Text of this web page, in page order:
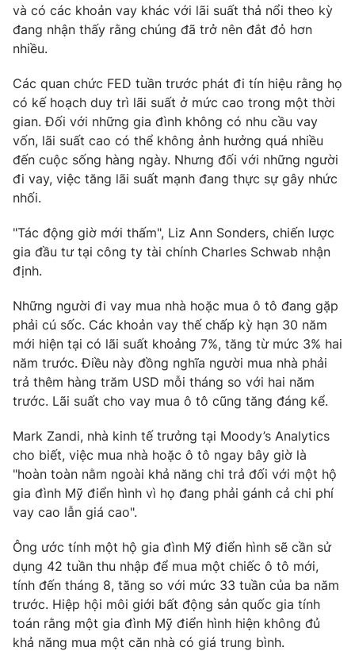
Phim VTV
Hậu trường
Nhân vật
Khán giả
Giải sao mai
Giải trí
Âm nhạc
Sao
Đời sống
Du lịch
Làm đẹp
Chất lượng cuộc sống
Giáo dục
Tuyển sinh
Học trực tuyến
Công nghệ
Hitech Công nghệ tương lai
Sản phẩm
Thị trường
Tư vấn
Lịch phát sóng
Chuyên mục khác
Emagazine Podcast
Photo Infographic
Video Shorts video
VTV Money VTV Thể thao
VTV Sức khoẻ
Thị trường 24h Tấm lòng Việt
VTV4 Vươn mình bằng AI
và có các khoản vay khác với lãi suất thả nổi theo kỳ
đang nhận thấy rằng chúng đã trở nên đắt đỏ hơn
nhiều.
Các quan chức FED tuần trước phát đi tín hiệu rằng họ
có kế hoạch duy trì lãi suất ở mức cao trong một thời
gian. Đối với những gia đình không có nhu cầu vay
vốn, lãi suất cao có thể không ảnh hưởng quá nhiều
đến cuộc sống hàng ngày. Nhưng đối với những người
đi vay, việc tăng lãi suất mạnh đang thực sự gây nhức
nhối.
"Tác động giờ mới thấm", Liz Ann Sonders, chiến lược
gia đầu tư tại công ty tài chính Charles Schwab nhận
định.
Những người đi vay mua nhà hoặc mua ô tô đang gặp
phải cú sốc. Các khoản vay thế chấp kỳ hạn 30 năm
mới hiện tại có lãi suất khoảng 7%, tăng từ mức 3% hai
năm trước. Điều này đồng nghĩa người mua nhà phải
trả thêm hàng trăm USD mỗi tháng so với hai năm
trước. Lãi suất cho vay mua ô tô cũng tăng đáng kể.
Mark Zandi, nhà kinh tế trưởng tại Moody’s Analytics
cho biết, việc mua nhà hoặc ô tô ngay bây giờ là
"hoàn toàn nằm ngoài khả năng chi trả đối với một hộ
gia đình Mỹ điển hình vì họ đang phải gánh cả chi phí
vay cao lẫn giá cao".
Ông ước tính một hộ gia đình Mỹ điển hình sẽ cần sử
dụng 42 tuần thu nhập để mua một chiếc ô tô mới,
tính đến tháng 8, tăng so với mức 33 tuần của ba năm
trước. Hiệp hội môi giới bất động sản quốc gia tính
toán rằng một gia đình Mỹ điển hình hiện không đủ
khả năng mua một căn nhà có giá trung bình.